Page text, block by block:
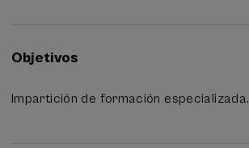
Objetivos
Impartición de formación especializada.